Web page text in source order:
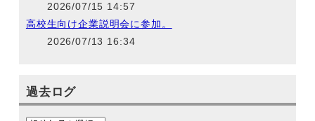
2026/07/15 14:57
高校生向け企業説明会に参加。
2026/07/13 16:34
過去ログ